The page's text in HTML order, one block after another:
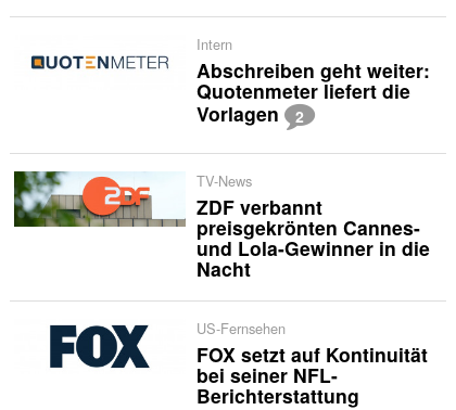
Intern
Abschreiben geht weiter:
Quotenmeter liefert die
Vorlagen
2
TV-News
ZDF verbannt
preisgekrönten Cannes-
und Lola-Gewinner in die
Nacht
US-Fernsehen
FOX setzt auf Kontinuität
bei seiner NFL-
Berichterstattung